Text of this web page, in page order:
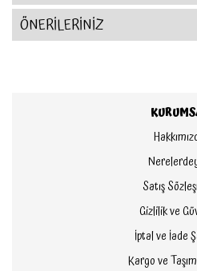
ÖNERİLERİNİZ
Satış
Gizlilik ve
İptal ve İade
Kargo ve